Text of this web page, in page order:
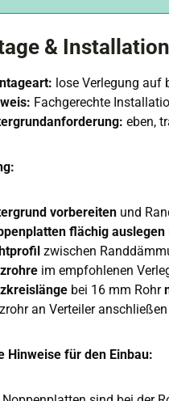
&
lose Verlegung auf
Fachgerechte
eben,
vorbereiten und
flächig auslegen
zwischen
im empfohlenen
bei 16 mm Rohr
an Verteiler
Hinweise für den Einbau: